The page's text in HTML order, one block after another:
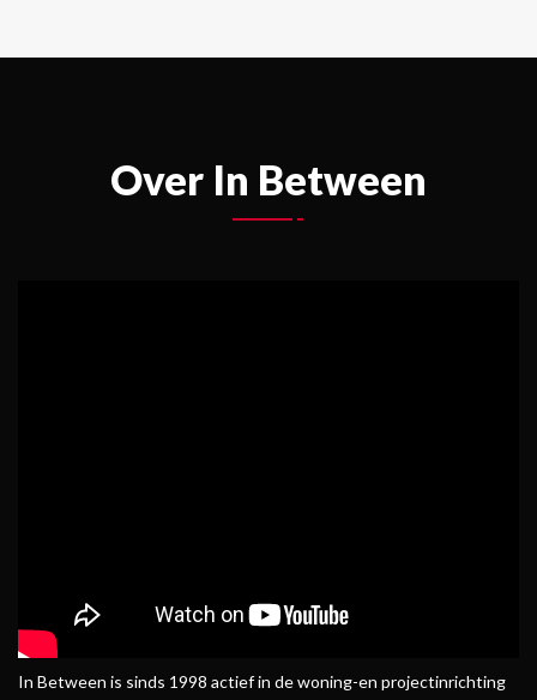
Over In Between
In Between is sinds 1998 actief in de woning-en projectinrichting